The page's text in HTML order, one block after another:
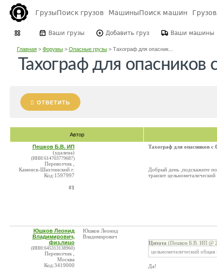
ГрузыПоиск грузов МашиныПоиск машин
Ваши грузы Добавить груз Ваши машины
Главная> Форумы> Опасные грузы> Тахограф для опасник...
Тахограф для опасников
ОТВЕТИТЬ
Автор
Пешков Б.В. ИП
(удалена)
(ИНН:614703779687)
Перевозчик ,
Каменск-Шахтинский г.
Код:1597997
#1
Тахограф для опасников с
Добрый день ,подскажите
транзит
Юшков Леонид
Владимирович,
физ.лицо
(ИНН:645313138960)
Перевозчик ,
Москва
Код:3419000
Юшков Леонид
Владимирович
Цитата (Пешков Б.В. ИП @
цельнометалический
Да!